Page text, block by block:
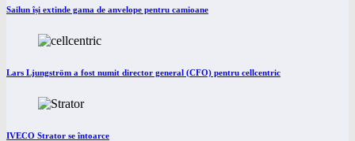
Sailun își extinde gama de anvelope pentru camioane
Lars Ljungström a fost numit director general (CFO) pentru cellcentric
IVECO Strator se întoarce